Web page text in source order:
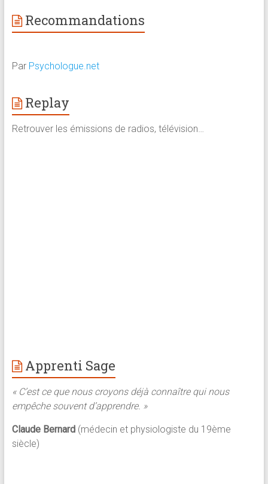
Recommandations
Par Psychologue.net
Replay
Retrouver les émissions de radios, télévision…
Apprenti Sage
« C’est ce que nous croyons déjà connaître qui nous
empêche souvent d’apprendre. »
Claude Bernard (médecin et physiologiste du 19ème
siècle)